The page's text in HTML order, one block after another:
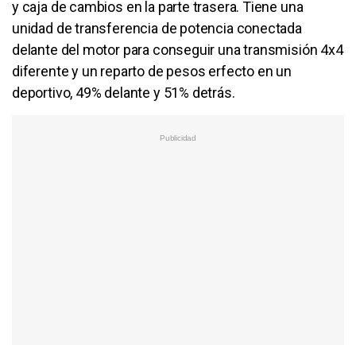
y caja de cambios en la parte trasera. Tiene una
unidad de transferencia de potencia conectada
delante del motor para conseguir una transmisión 4x4
diferente y un reparto de pesos erfecto en un
deportivo, 49% delante y 51% detrás.